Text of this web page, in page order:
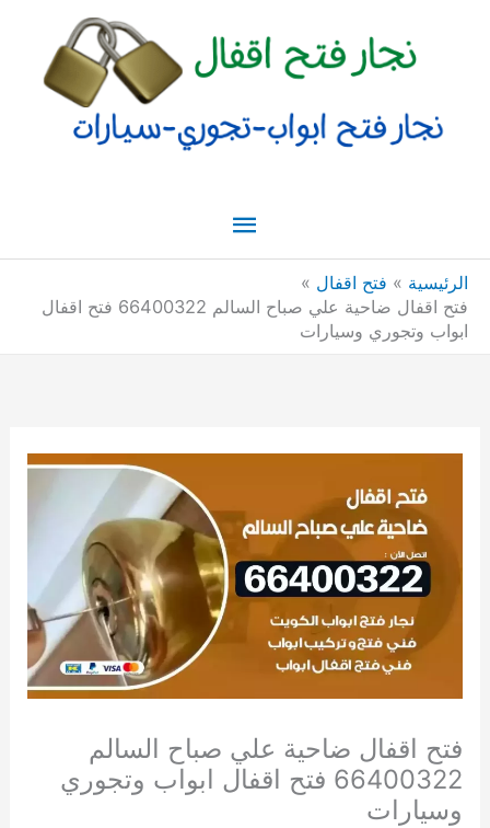
القائمة
الرئيسية
الرئيسية
فتح اقفال
فتح اقفال ضاحية علي صباح السالم 66400322 فتح اقفال
ابواب وتجوري وسيارات
فتح اقفال ضاحية علي صباح السالم
66400322 فتح اقفال ابواب وتجوري
وسيارات